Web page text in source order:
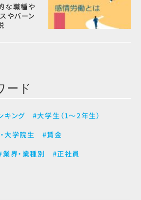
な職種や
やバーン
ード
キング
#大学生（1～2年生）
大学院生
#賃金
業界・業種別 #正社員